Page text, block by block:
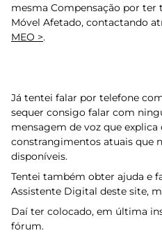
mesma Compensação por ter
Móvel Afetado, contactando
MEO >.
Já tentei falar por telefone
sequer consigo falar com
mensagem de voz que explica
constrangimentos atuais que
disponíveis.
Tentei também obter ajuda e
Assistente Digital deste site,
Daí ter colocado, em última
fórum.